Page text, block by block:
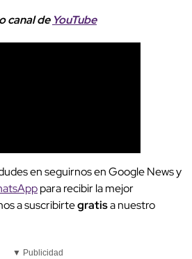
canal de YouTube
en seguirnos en Google News y
para recibir la mejor
a suscribirtegratisa nuestro
▼ Publicidad